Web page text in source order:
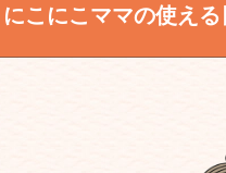
こにこママの使える